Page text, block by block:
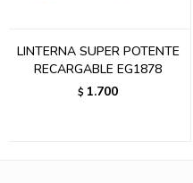
LINTERNA SUPER POTENTE
RECARGABLE EG1878
$ 1.700